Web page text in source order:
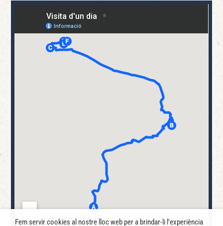
Fem servir cookies al nostre lloc web per a brindar-li l'experiència